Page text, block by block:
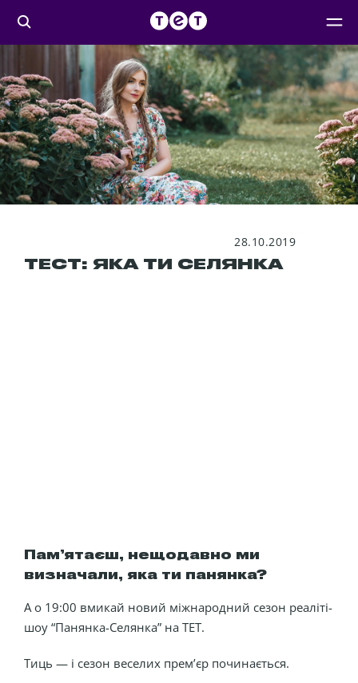
28.10.2019
ТЕСТ: ЯКА ТИ СЕЛЯНКА
Пам’ятаєш, нещодавно ми
визначали, яка ти панянка?
А о 19:00 вмикай новий міжнародний сезон реаліті-
шоу “Панянка-Селянка” на ТЕТ.
Тиць — і сезон веселих прем’єр починається.